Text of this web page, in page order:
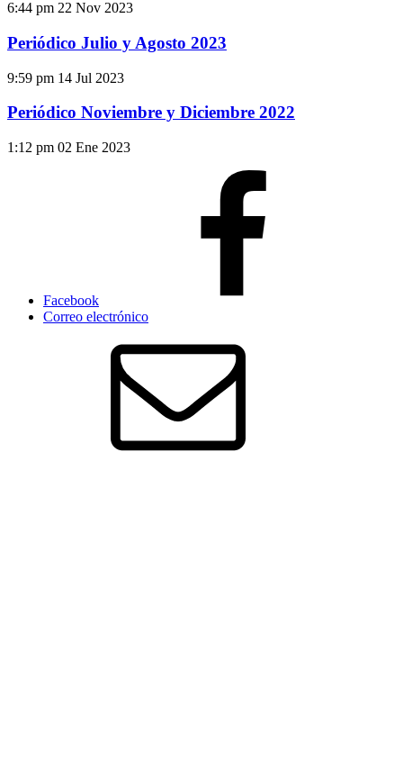
6:44 pm 22 Nov 2023
Periódico Julio y Agosto 2023
9:59 pm 14 Jul 2023
Periódico Noviembre y Diciembre 2022
1:12 pm 02 Ene 2023
Facebook
Correo electrónico